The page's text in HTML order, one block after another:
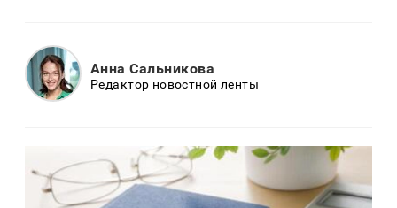
Анна Сальникова
Редактор новостной ленты